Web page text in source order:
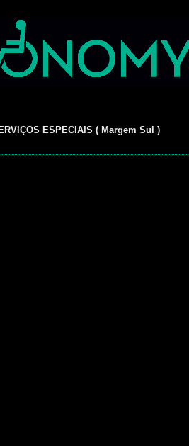
ESPECIAIS ( Margem Sul )